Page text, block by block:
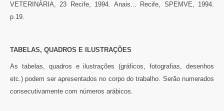
VETERINÁRIA, 23 Recife, 1994. Anais... Recife, SPEMVE, 1994.
p.19.
TABELAS, QUADROS E ILUSTRAÇÕES
As tabelas, quadros e ilustrações (gráficos, fotografias, desenhos
etc.) podem ser apresentados no corpo do trabalho. Serão numerados
consecutivamente com números arábicos.